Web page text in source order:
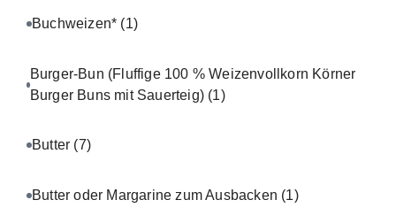
Buchweizen* (1)
Burger-Bun (Fluffige 100 % Weizenvollkorn Körner
Burger Buns mit Sauerteig) (1)
Butter (7)
Butter oder Margarine zum Ausbacken (1)